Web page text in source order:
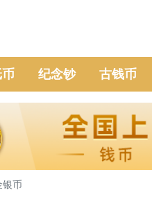
纪念钞 古钱币
银币